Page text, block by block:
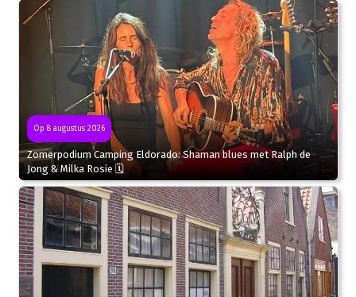
Op 8 augustus 2026
Zomerpodium Camping Eldorado: Shaman blues met Ralph de
Jong & Milka Rosie 🗓